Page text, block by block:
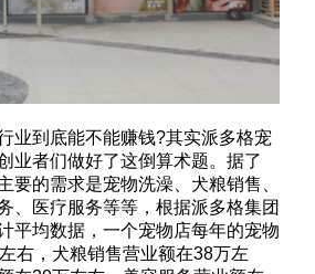
到底能不能赚钱?其实派多格宠
业者们做好了这倒算术题。据了
要的需求是宠物洗澡、犬粮销售、
、医疗服务等等，根据派多格集团
平均数据，一个宠物店每年的宠物
右，犬粮销售营业额在38万左